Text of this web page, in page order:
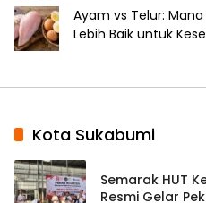
Ayam vs Telur:
Lebih Baik untuk
Kota Sukabumi
Semarak HUT
Resmi Gelar